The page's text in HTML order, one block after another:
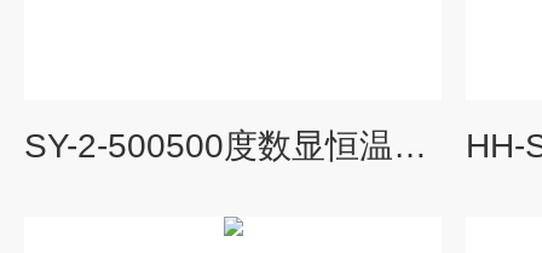
SY-2-500500度数显恒温电沙浴